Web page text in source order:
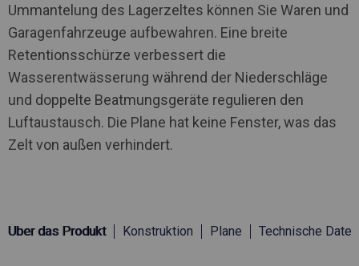
Ummantelung des Lagerzeltes können Sie Waren und
Garagenfahrzeuge aufbewahren. Eine breite
Retentionsschürze verbessert die
Wasserentwässerung während der Niederschläge
und doppelte Beatmungsgeräte regulieren den
Luftaustausch. Die Plane hat keine Fenster, was das
Zelt von außen verhindert.
Über das Produkt Konstruktion Plane Technische Daten